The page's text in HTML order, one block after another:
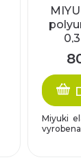
Miyuki
vyrobena